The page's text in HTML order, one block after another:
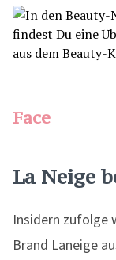
Face
La Neige
Insidern zufolge
Brand Laneige